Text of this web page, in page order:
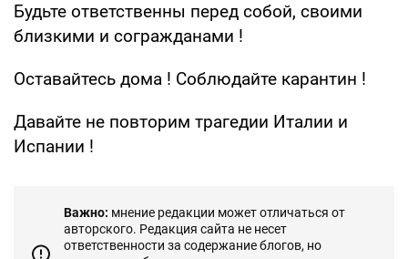
Будьте ответственны перед собой, своими
близкими и согражданами !
Оставайтесь дома ! Соблюдайте карантин !
Давайте не повторим трагедии Италии и
Испании !
Важно: мнение редакции может отличаться от
авторского. Редакция сайта не несет
ответственности за содержание блогов, но